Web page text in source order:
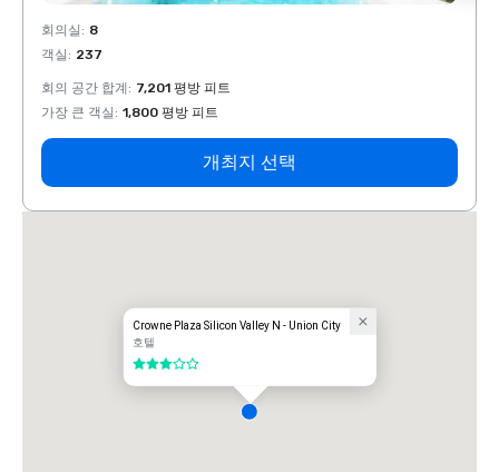
회의실 : 8
객실 : 237
회의 공간 합계 : 7,201 평방 피트
가장 큰 객실 : 1,800 평방 피트
개최지 선택
Crowne Plaza Silicon Valley N - Union City
호텔
5 중 3